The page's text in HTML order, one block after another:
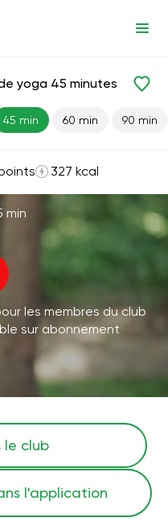
Cardio
yoga 45 minutes
45 min 60 min 90 min
327 kcal
min
les membres du club
sur abonnement
le club
l'application